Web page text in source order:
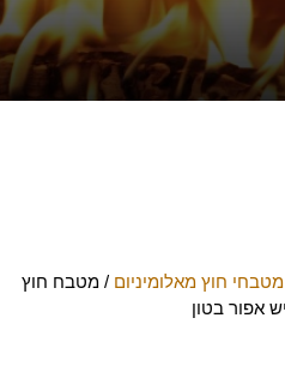
מטבחי חוץ מאלומיניום / מטבח חוץ
אפור בטון